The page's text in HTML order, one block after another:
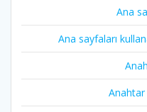
Ana
Ana sayfaları